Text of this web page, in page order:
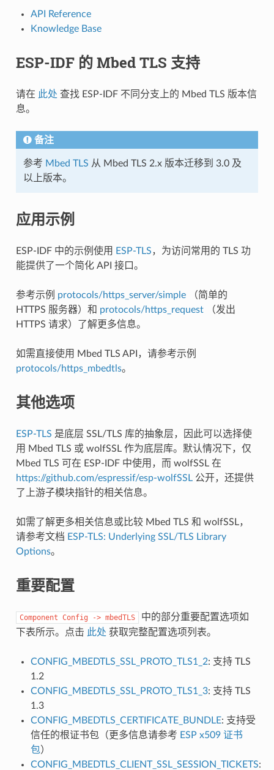
API Reference
Knowledge Base
ESP-IDF 的 Mbed TLS 支持
请在 此处 查找 ESP-IDF 不同分支上的 Mbed TLS 版本信
息。
备注
参考 Mbed TLS 从 Mbed TLS 2.x 版本迁移到 3.0 及
以上版本。
应用示例
ESP-IDF 中的示例使用 ESP-TLS，为访问常用的 TLS 功
能提供了一个简化 API 接口。
参考示例 protocols/https_server/simple（简单的
HTTPS 服务器）和 protocols/https_request（发出
HTTPS 请求）了解更多信息。
如需直接使用 Mbed TLS API，请参考示例
protocols/https_mbedtls。
其他选项
ESP-TLS 是底层 SSL/TLS 库的抽象层，因此可以选择使
用 Mbed TLS 或 wolfSSL 作为底层库。默认情况下，仅
Mbed TLS 可在 ESP-IDF 中使用，而 wolfSSL 在
https://github.com/espressif/esp-wolfSSL公开，还提供
了上游子模块指针的相关信息。
如需了解更多相关信息或比较 Mbed TLS 和 wolfSSL，
请参考文档 ESP-TLS: Underlying SSL/TLS Library
Options。
重要配置
Component Config -> mbedTLS
中的部分重要配置选项如
下表所示。点击 此处 获取完整配置选项列表。
CONFIG_MBEDTLS_SSL_PROTO_TLS1_2: 支持 TLS
1.2
CONFIG_MBEDTLS_SSL_PROTO_TLS1_3: 支持 TLS
1.3
CONFIG_MBEDTLS_CERTIFICATE_BUNDLE: 支持受
信任的根证书包（更多信息请参考 ESP x509 证书
包）
CONFIG_MBEDTLS_CLIENT_SSL_SESSION_TICKETS: